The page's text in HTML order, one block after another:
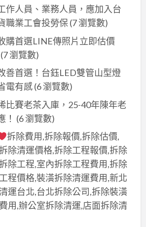
作人員、業務人員，應加入台
職業工會投勞保(7 瀏覽數)
購首選LINE傳照片立即估價
瀏覽數)
善首選！台鈺LED雙管山型燈
電有感(6 瀏覽數)
比賽老茶入庫，25-40年陳年老
！ (6 瀏覽數)
拆除費用,拆除報價,拆除估價,
除清運價格,拆除工程報價,拆除
除工程,室內拆除工程費用,拆除
程價格,裝潢拆除清運費用,新北
運台北,台北拆除公司,拆除裝潢
用,辦公室拆除清運,店面拆除清